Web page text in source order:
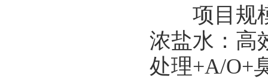
项目规模
浓盐水：高
处理+A/O+